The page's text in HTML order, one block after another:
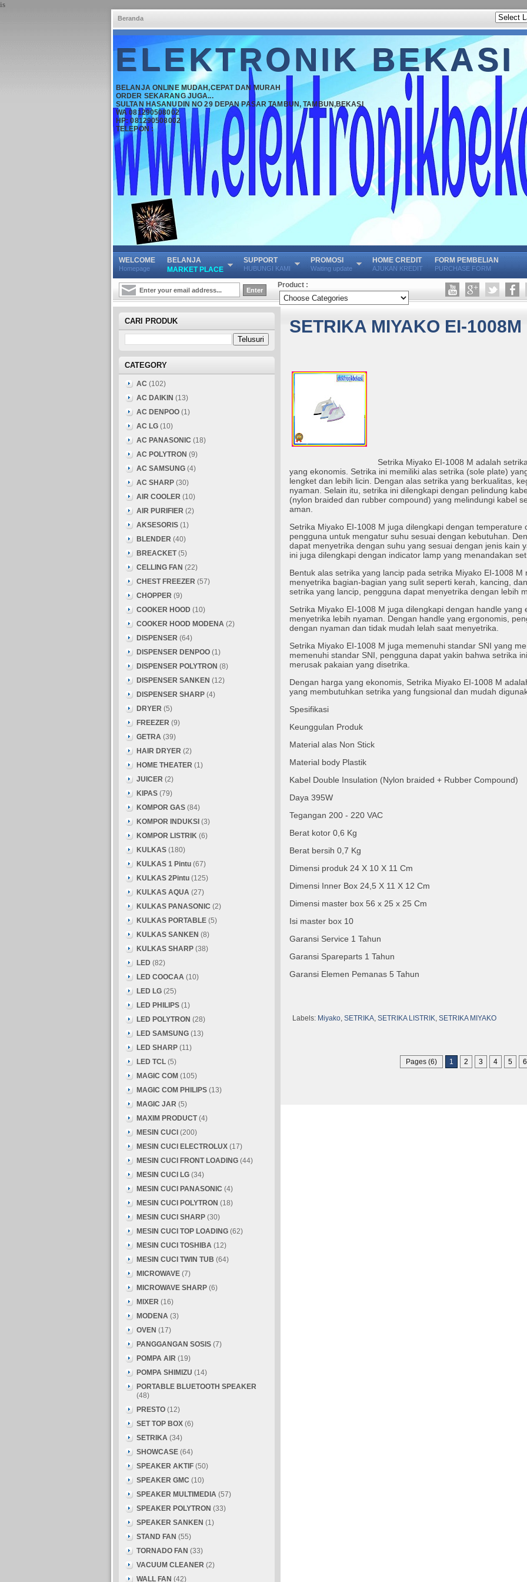
is
Beranda
ELEKTRONIK BEKASI
BELANJA ONLINE MUDAH,CEPAT DAN MURAH
ORDER SEKARANG JUGA...
SULTAN HASANUDIN NO 29 DEPAN PASAR TAMBUN, TAMBUN,BEKASI
WA 081290508002
HP: 081290508002
TELEPON :
WELCOME
Homepage
BELANJA
MARKET PLACE
SUPPORT
HUBUNGI KAMI
PROMOSI
Waiting update
HOME CREDIT
AJUKAN KREDIT
FORM PEMBELIAN
PURCHASE FORM
Product :
SETRIKA MIYAKO EI-1008M
Setrika Miyako EI-1008 M adalah
yang ekonomis. Setrika ini memiliki alas setrika (sole plate)
lengket dan lebih licin. Dengan alas setrika yang berkualitas,
nyaman. Selain itu, setrika ini dilengkapi dengan pelindung
(nylon braided dan rubber compound) yang melindungi kabel
aman.
Setrika Miyako EI-1008 M juga dilengkapi dengan temperature
pengguna untuk mengatur suhu sesuai dengan kebutuhan.
dapat menyetrika dengan suhu yang sesuai dengan jenis kain
ini juga dilengkapi dengan indicator lamp yang menandakan
Bentuk alas setrika yang lancip pada setrika Miyako EI-1008
menyetrika bagian-bagian yang sulit seperti kerah, kancing,
setrika yang lancip, pengguna dapat menyetrika dengan lebih
Setrika Miyako EI-1008 M juga dilengkapi dengan handle
menyetrika lebih nyaman. Dengan handle yang ergonomis,
dengan nyaman dan tidak mudah lelah saat menyetrika.
Setrika Miyako EI-1008 M juga memenuhi standar SNI yang
memenuhi standar SNI, pengguna dapat yakin bahwa setrika
merusak pakaian yang disetrika.
Dengan harga yang ekonomis, Setrika Miyako EI-1008 M
yang membutuhkan setrika yang fungsional dan mudah
Spesifikasi
Keunggulan Produk
Material alas Non Stick
Material body Plastik
Kabel Double Insulation (Nylon braided + Rubber Compound)
Daya 395W
Tegangan 200 - 220 VAC
Berat kotor 0,6 Kg
Berat bersih 0,7 Kg
Dimensi produk 24 X 10 X 11 Cm
Dimensi Inner Box 24,5 X 11 X 12 Cm
Dimensi master box 56 x 25 x 25 Cm
Isi master box 10
Garansi Service 1 Tahun
Garansi Spareparts 1 Tahun
Garansi Elemen Pemanas 5 Tahun
Labels: Miyako SETRIKA SETRIKA LISTRIK SETRIKA MIYAKO
Pages (6) 1 2 3 4 5 6
CARI PRODUK
CATEGORY
AC (102)
AC DAIKIN (13)
AC DENPOO (1)
AC LG (10)
AC PANASONIC (18)
AC POLYTRON (9)
AC SAMSUNG (4)
AC SHARP (30)
AIR COOLER (10)
AIR PURIFIER (2)
AKSESORIS (1)
BLENDER (40)
BREACKET (5)
CELLING FAN (22)
CHEST FREEZER (57)
CHOPPER (9)
COOKER HOOD (10)
COOKER HOOD MODENA (2)
DISPENSER (64)
DISPENSER DENPOO (1)
DISPENSER POLYTRON (8)
DISPENSER SANKEN (12)
DISPENSER SHARP (4)
DRYER (5)
FREEZER (9)
GETRA (39)
HAIR DRYER (2)
HOME THEATER (1)
JUICER (2)
KIPAS (79)
KOMPOR GAS (84)
KOMPOR INDUKSI (3)
KOMPOR LISTRIK (6)
KULKAS (180)
KULKAS 1 Pintu (67)
KULKAS 2Pintu (125)
KULKAS AQUA (27)
KULKAS PANASONIC (2)
KULKAS PORTABLE (5)
KULKAS SANKEN (8)
KULKAS SHARP (38)
LED (82)
LED COOCAA (10)
LED LG (25)
LED PHILIPS (1)
LED POLYTRON (28)
LED SAMSUNG (13)
LED SHARP (11)
LED TCL (5)
MAGIC COM (105)
MAGIC COM PHILIPS (13)
MAGIC JAR (5)
MAXIM PRODUCT (4)
MESIN CUCI (200)
MESIN CUCI ELECTROLUX (17)
MESIN CUCI FRONT LOADING (44)
MESIN CUCI LG (34)
MESIN CUCI PANASONIC (4)
MESIN CUCI POLYTRON (18)
MESIN CUCI SHARP (30)
MESIN CUCI TOP LOADING (62)
MESIN CUCI TOSHIBA (12)
MESIN CUCI TWIN TUB (64)
MICROWAVE (7)
MICROWAVE SHARP (6)
MIXER (16)
MODENA (3)
OVEN (17)
PANGGANGAN SOSIS (7)
POMPA AIR (19)
POMPA SHIMIZU (14)
PORTABLE BLUETOOTH SPEAKER
(48)
PRESTO (12)
SET TOP BOX (6)
SETRIKA (34)
SHOWCASE (64)
SPEAKER AKTIF (50)
SPEAKER GMC (10)
SPEAKER MULTIMEDIA (57)
SPEAKER POLYTRON (33)
SPEAKER SANKEN (1)
STAND FAN (55)
TORNADO FAN (33)
VACUUM CLEANER (2)
WALL FAN (42)